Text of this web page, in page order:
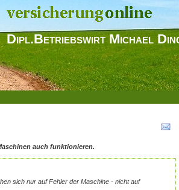
Dipl.Betriebswirt Michael
auch funktionieren.
sich nur auf Fehler der Maschine - nicht auf